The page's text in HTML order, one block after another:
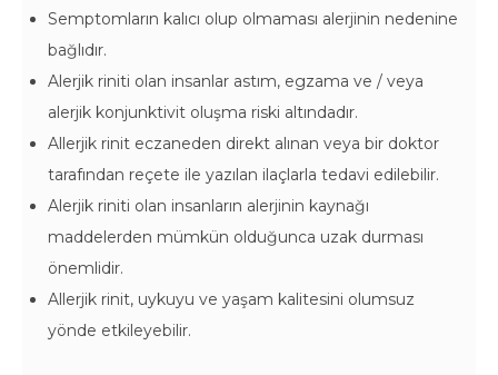
Semptomların kalıcı olup olmaması alerjinin nedenine
bağlıdır.
Alerjik riniti olan insanlar astım, egzama ve / veya
alerjik konjunktivit oluşma riski altındadır.
Allerjik rinit eczaneden direkt alınan veya bir doktor
tarafından reçete ile yazılan ilaçlarla tedavi edilebilir.
Alerjik riniti olan insanların alerjinin kaynağı
maddelerden mümkün olduğunca uzak durması
önemlidir.
Allerjik rinit, uykuyu ve yaşam kalitesini olumsuz
yönde etkileyebilir.